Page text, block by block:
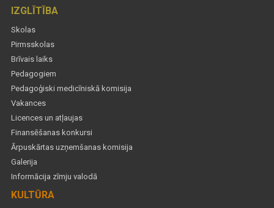
IZGLĪTĪBA
Skolas
Pirmsskolas
Brīvais laiks
Pedagogiem
Pedagoģiski medicīniskā komisija
Vakances
Licences un atļaujas
Finansēšanas konkursi
Ārpuskārtas uzņemšanas komisija
Galerija
Informācija zīmju valodā
KULTŪRA